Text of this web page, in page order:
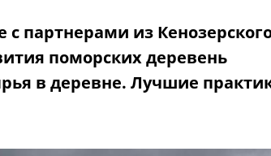
партнерами из
поморских деревень
в деревне. Лучшие